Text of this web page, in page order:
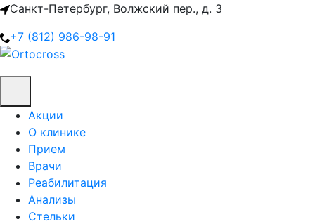
Санкт-Петербург, Волжский пер., д. 3
+7 (812) 986-98-91
Акции
О клинике
Прием
Врачи
Реабилитация
Анализы
Стельки